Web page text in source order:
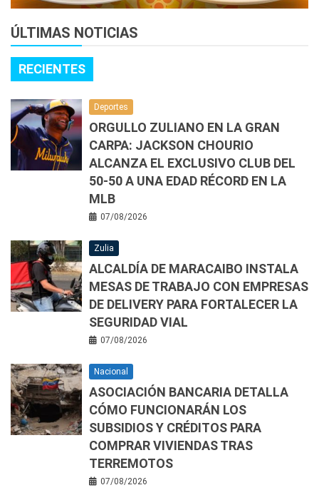
ÚLTIMAS NOTICIAS
RECIENTES
Deportes
ORGULLO ZULIANO EN LA GRAN
CARPA: JACKSON CHOURIO
ALCANZA EL EXCLUSIVO CLUB DEL
50-50 A UNA EDAD RÉCORD EN LA
MLB
07/08/2026
Zulia
ALCALDÍA DE MARACAIBO INSTALA
MESAS DE TRABAJO CON EMPRESAS
DE DELIVERY PARA FORTALECER LA
SEGURIDAD VIAL
07/08/2026
Nacional
ASOCIACIÓN BANCARIA DETALLA
CÓMO FUNCIONARÁN LOS
SUBSIDIOS Y CRÉDITOS PARA
COMPRAR VIVIENDAS TRAS
TERREMOTOS
07/08/2026